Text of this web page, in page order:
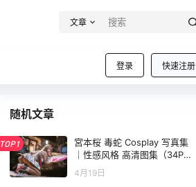
文章
登录 快速注册
随机文章
TOP1
宮本桜 毒蛇 Cosplay 写真集
｜性感风格 高清图集（34P｜
95MB）
4月19日